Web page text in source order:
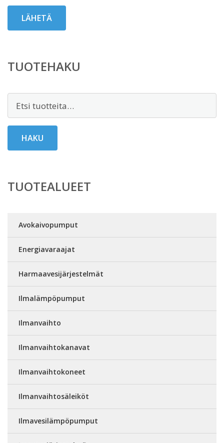
TUOTEHAKU
HAKU
TUOTEALUEET
Avokaivopumput
Energiavaraajat
Harmaavesijärjestelmät
Ilmalämpöpumput
Ilmanvaihto
Ilmanvaihtokanavat
Ilmanvaihtokoneet
Ilmanvaihtosäleiköt
Ilmavesilämpöpumput